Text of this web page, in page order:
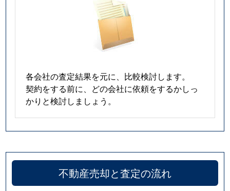
各会社の査定結果を元に、比較検討します。
契約をする前に、どの会社に依頼をするかしっ
かりと検討しましょう。
不動産売却と査定の流れ